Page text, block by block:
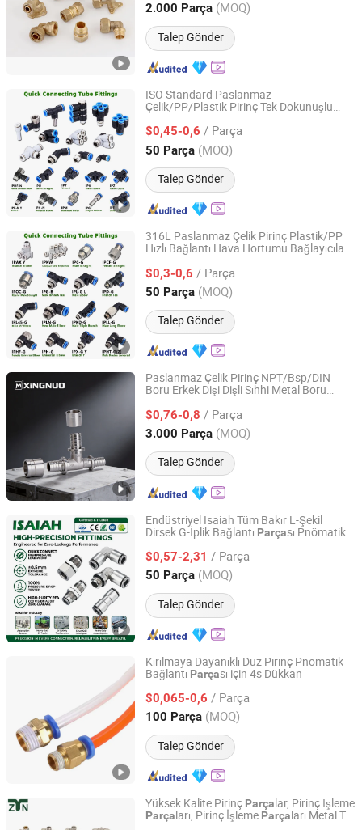
2.000 Parça (MOQ)
Talep Gönder
Zhejiang, China Fiyat 2022
ISO Standard Paslanmaz
Çelik/PP/Plastik Pirinç Tek Dokunuşlu
Bağlayıcı, Pnömatik Hızlı Bağlantılar,
Hava Bağlantı Parça
Aksesuarları
$0,45-0,6 / Parça
50 Parça (MOQ)
Talep Gönder
NINGBO INTELL PNEUMATIC TECHNOLOGY CO., LTD.
Zhejiang, China Fiyat 2021
316L Paslanmaz Çelik Pirinç Plastik/PP
Hızlı Bağlantı Hava Hortumu Bağlayıcıları,
Ekipmanları için Hava Aparatları
$0,3-0,6 / Parça
50 Parça (MOQ)
Talep Gönder
NINGBO INTELL PNEUMATIC TECHNOLOGY CO., LTD.
Zhejiang, China Fiyat 2021
Paslanmaz Çelik Pirinç NPT/Bsp/DIN
Boru Erkek Dişi Dişli Sıhhi Metal Boru
$0,76-0,8 / Parça
3.000 Parça (MOQ)
Talep Gönder
TAIZHOU XINGNUO TECHNOLOGY CO., LTD.
Zhejiang, China Fiyat 2011
Endüstriyel Isaiah Tüm Bakır L-Şekil
Dirsek G-İplik Bağlantı Parçası Pnömatik
Salınım Metrik BSPP Bileşeni
$0,57-2,31 / Parça
50 Parça (MOQ)
Talep Gönder
NINGBO INTELL PNEUMATIC TECHNOLOGY CO., LTD.
Zhejiang, China Fiyat 2021
Kırılmaya Dayanıklı Düz Pirinç Pnömatik
Bağlantı Parçası için 4s Dükkan
$0,065-0,6 / Parça
100 Parça (MOQ)
Talep Gönder
Nanjing Xiangkerui International Trade Co., Ltd.
Jiangsu, China Fiyat 2026
Yüksek Kalite Pirinç Parçalar, Pirinç İşleme
Parçaları, Pirinç İşleme Parçaları Metal T
Yuhuan Tufei Imp. and Exp. Co., Ltd.